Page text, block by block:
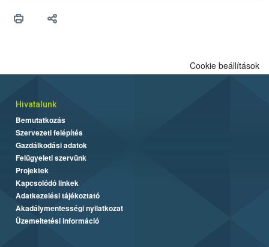
Cookie beállítások
Hivatalunk
Bemutatkozás
Szervezeti felépítés
Gazdálkodási adatok
Felügyeleti szervünk
Projektek
Kapcsolódó linkek
Adatkezelési tájékoztató
Akadálymentességi nyilatkozat
Üzemeltetési információ